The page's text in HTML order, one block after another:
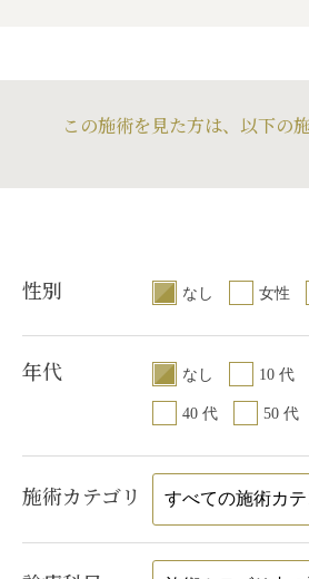
この施術を見た方は、以下の
性別 なし 女性
年代 なし 10 代
40 代 50 代
施術カテゴリ